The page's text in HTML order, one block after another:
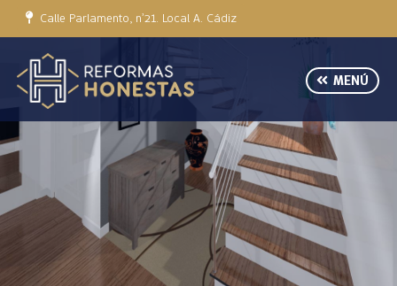
Calle Parlamento, nº21. Local A. Cádiz
MENÚ